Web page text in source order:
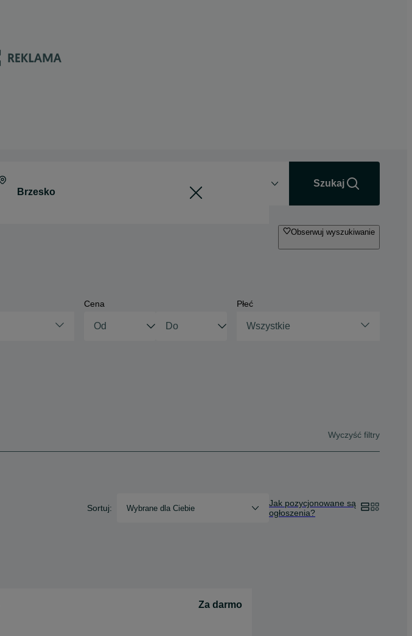
Szukaj
Obserwuj wyszukiwanie
Cena Płeć
Wszystkie
Wyczyść filtry
Sortuj: Wybrane dla Ciebie
Jak pozycjonowane są
ogłoszenia?
Za darmo